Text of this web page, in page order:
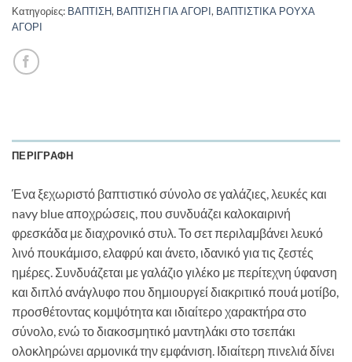
Κατηγορίες: ΒΑΠΤΙΣΗ, ΒΑΠΤΙΣΗ ΓΙΑ ΑΓΟΡΙ, ΒΑΠΤΙΣΤΙΚΑ ΡΟΥΧΑ
ΑΓΟΡΙ
ΠΕΡΙΓΡΑΦΉ
Ένα ξεχωριστό βαπτιστικό σύνολο σε γαλάζιες, λευκές και
navy blue αποχρώσεις, που συνδυάζει καλοκαιρινή
φρεσκάδα με διαχρονικό στυλ. Το σετ περιλαμβάνει λευκό
λινό πουκάμισο, ελαφρύ και άνετο, ιδανικό για τις ζεστές
ημέρες. Συνδυάζεται με γαλάζιο γιλέκο με περίτεχνη ύφανση
και διπλό ανάγλυφο που δημιουργεί διακριτικό πουά μοτίβο,
προσθέτοντας κομψότητα και ιδιαίτερο χαρακτήρα στο
σύνολο, ενώ το διακοσμητικό μαντηλάκι στο τσεπάκι
ολοκληρώνει αρμονικά την εμφάνιση. Ιδιαίτερη πινελιά δίνει